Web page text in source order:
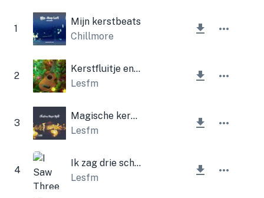
1
Mijn kerstbeats
Chillmore
2
Kerstfluitje en ukelele
Lesfm
3
Magische kerstnacht
Lesfm
4
Ik zag drie schepen (kerstklokken)
Lesfm